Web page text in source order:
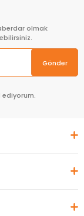
olmak
Gönder
ediyorum.